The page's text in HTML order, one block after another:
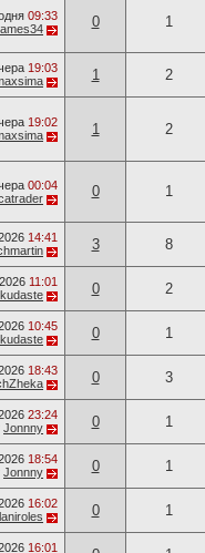
09:33
0 1
19:03
1 2
19:02
1 2
00:04
0 1
14:41
3 8
11:01
0 2
10:45
0 1
18:43
0 3
23:24
Jonnny 0 1
18:54
Jonnny 0 1
16:02
laniroles 0 1
16:01